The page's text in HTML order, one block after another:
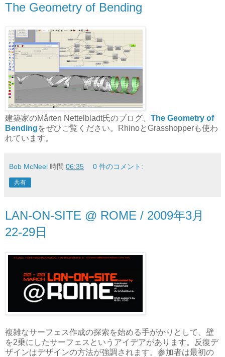
The Geometry of Bending
建築家のMårten Nettelbladt氏のブログ、 The Geometry of
Bendingをぜひご覧ください。RhinoとGrasshopperも使わ
れています。
Bob McNeel 時間 06:35 0 件のコメント:
共有
LAN-ON-SITE @ ROME / 2009年3月
22-29日
複雑なサーフェス作成の探索を始める手がかりとして、壁
を2乗にしたサーフェスというアイデアがあります。反復デ
ザインはデザインの方法が強調されます。参加者は最初の